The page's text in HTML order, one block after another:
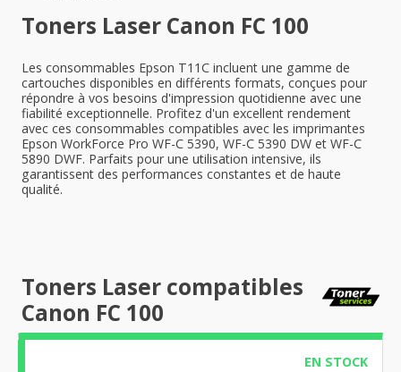
Toners Laser Canon FC 100
Les consommables Epson T11C incluent une gamme de
cartouches disponibles en différents formats, conçues pour
répondre à vos besoins d'impression quotidienne avec une
fiabilité exceptionnelle. Profitez d'un excellent rendement
avec ces consommables compatibles avec les imprimantes
Epson WorkForce Pro WF-C 5390, WF-C 5390 DW et WF-C
5890 DWF. Parfaits pour une utilisation intensive, ils
garantissent des performances constantes et de haute
qualité.
Toners Laser compatibles
Canon FC 100
EN STOCK